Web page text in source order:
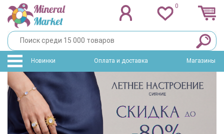
0
Новинки Оплата и доставка Магазины